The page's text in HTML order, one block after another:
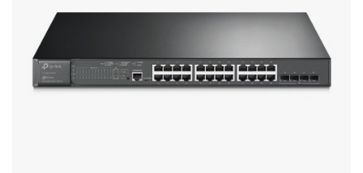
Наушники
Сетевое оборудование